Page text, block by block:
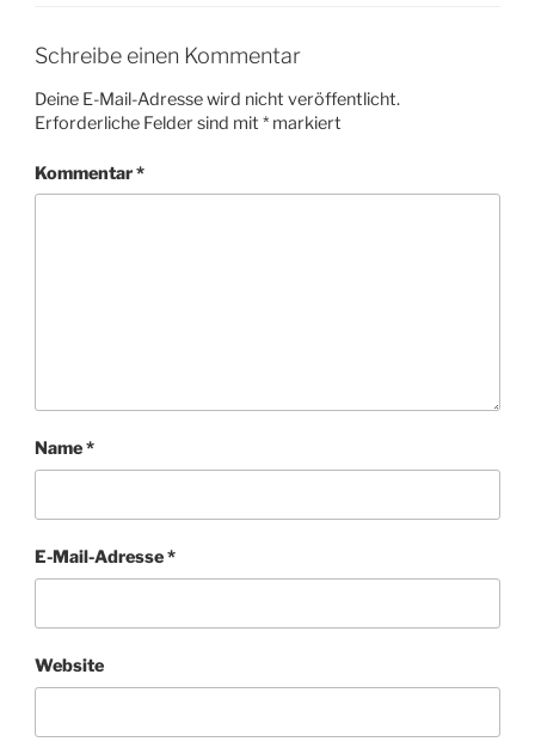
Schreibe einen Kommentar
Deine E-Mail-Adresse wird nicht veröffentlicht.
Erforderliche Felder sind mit *markiert
Kommentar*
Name*
E-Mail-Adresse*
Website